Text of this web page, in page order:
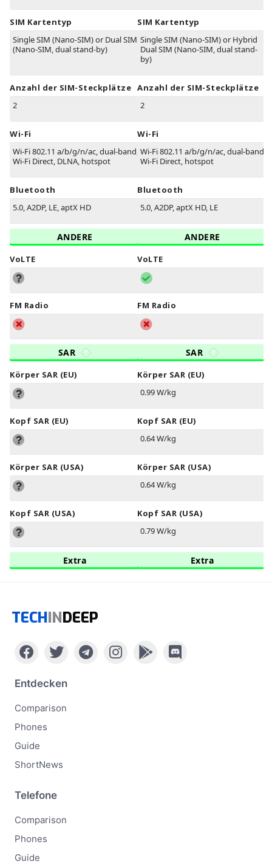
SIM Kartentyp
Single SIM (Nano-SIM) or Dual SIM
(Nano-SIM, dual stand-by)
Anzahl der SIM-Steckplätze
2
Wi-Fi
Wi-Fi 802.11 a/b/g/n/ac, dual-band,
Wi-Fi Direct, DLNA, hotspot
Bluetooth
5.0, A2DP, LE, aptX HD
ANDERE
VoLTE
FM Radio
SAR
Körper SAR (EU)
Kopf SAR (EU)
Körper SAR (USA)
Kopf SAR (USA)
Extra
SIM Kartentyp
Single SIM (Nano-SIM) or Hybrid
Dual SIM (Nano-SIM, dual stand-
by)
Anzahl der SIM-Steckplätze
2
Wi-Fi
Wi-Fi 802.11 a/b/g/n/ac, dual-band,
Wi-Fi Direct, hotspot
Bluetooth
5.0, A2DP, aptX HD, LE
ANDERE
VoLTE
FM Radio
SAR
Körper SAR (EU)
0.99 W/kg
Kopf SAR (EU)
0.64 W/kg
Körper SAR (USA)
0.64 W/kg
Kopf SAR (USA)
0.79 W/kg
Extra
TECHINDEEP
Entdecken
Comparison
Phones
Guide
ShortNews
Telefone
Comparison
Phones
Guide